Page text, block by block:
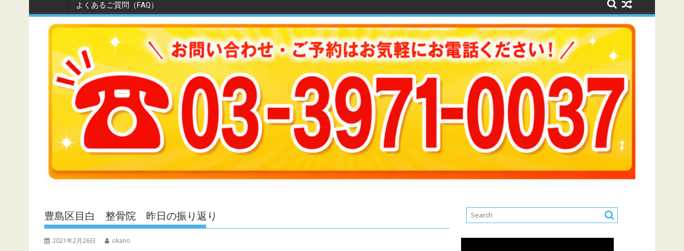
よくあるご質問（FAQ）
豊島区目白 整骨院 昨日の振り返り
2021年2月26日 okano